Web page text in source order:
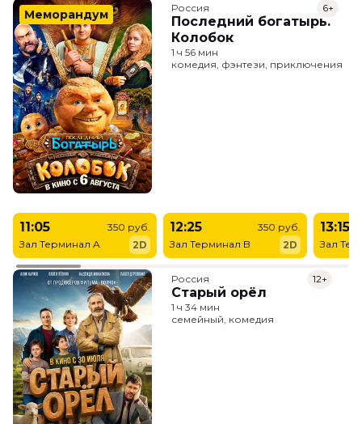
Меморандум Россия
Последний богатырь.
Колобок
6+
1 ч 56 мин
комедия, фэнтези, приключения
11:05
Зал Терминал A
350 руб.
2D
12:25
Зал Терминал B
350 руб.
2D
13:15
Зал
Россия
Старый орёл
12+
1 ч 34 мин
семейный, комедия